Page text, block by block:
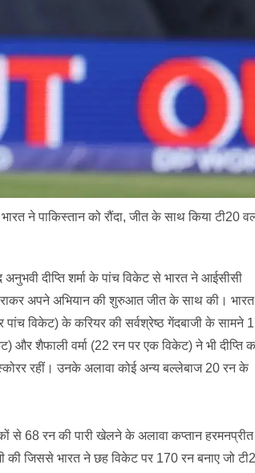
ने पाकिस्तान को रौंदा, जीत के साथ किया टी20
दीप्ति शर्मा के पांच विकेट से भारत ने आईसीसी
अपने अभियान की शुरुआत जीत के साथ की।
पांच विकेट) के करियर की सर्वश्रेष्ठ गेंदबाजी के सामने
और शैफाली वर्मा (22 रन पर एक विकेट) ने भी दीप्ति
रहीं। उनके अलावा कोई अन्य बल्लेबाज 20 रन के
से 68 रन की पारी खेलने के अलावा कप्तान हरमनप्रीत
जिससे भारत ने छह विकेट पर 170 रन बनाए जो